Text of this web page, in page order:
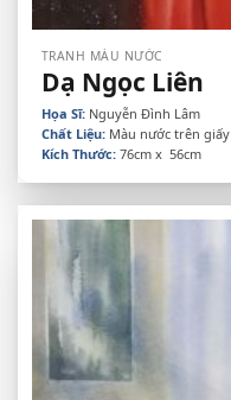
TRANH MÀU NƯỚC
Dạ Ngọc Liên
Họa Sĩ: Nguyễn Đình Lâm
Chất Liệu: Màu nước trên giấy
Kích Thước: 76cm x 56cm